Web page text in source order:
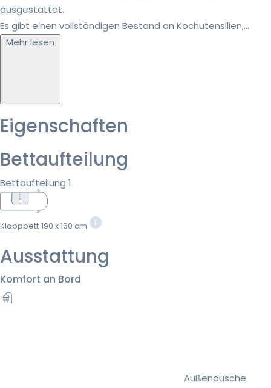
ausgestattet.
Es gibt einen vollständigen Bestand an Kochutensilien,...
Mehr lesen
Eigenschaften
Bettaufteilung
Bettaufteilung 1
Klappbett 190 x 160 cm
Ausstattung
Komfort an Bord
Außendusche